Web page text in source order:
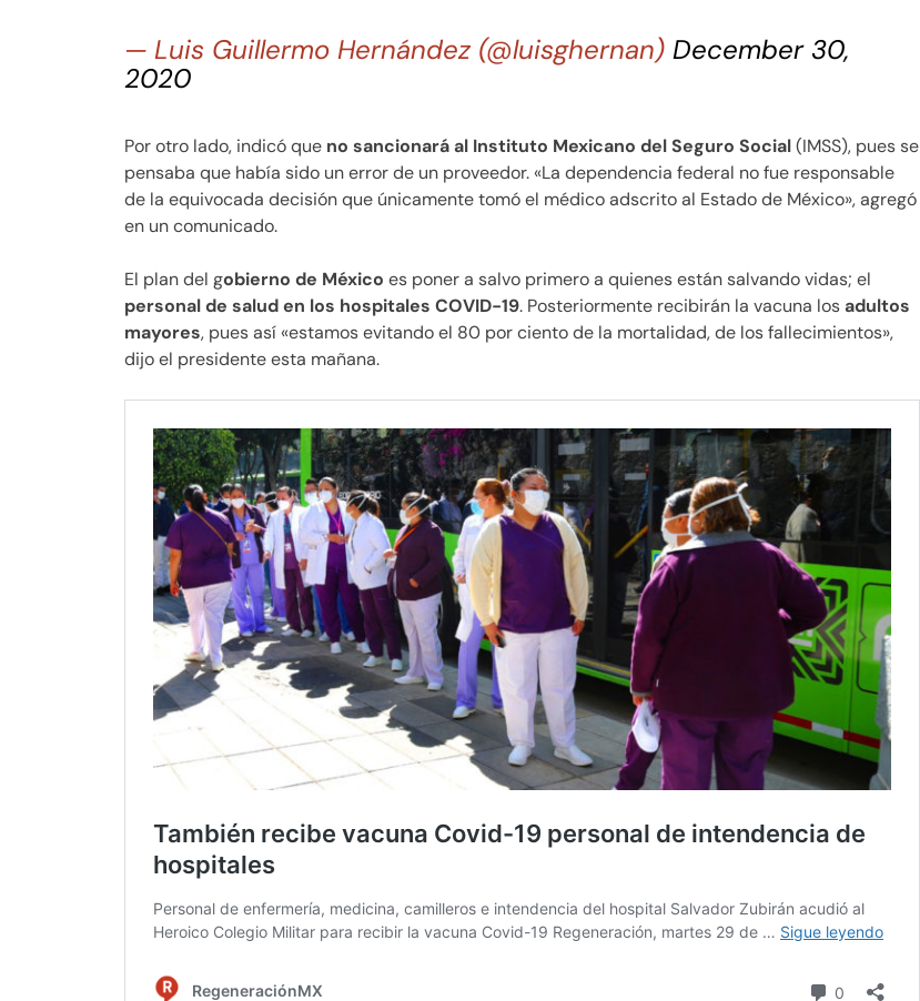
— Luis Guillermo Hernández (@luisghernan) December 30,
2020
Por otro lado, indicó que no sancionará al Instituto Mexicano del Seguro Social(IMSS), pues se
pensaba que había sido un error de un proveedor. «La dependencia federal no fue responsable
de la equivocada decisión que únicamente tomó el médico adscrito al Estado de México», agregó
en un comunicado.
El plan del gobierno de México es poner a salvo primero a quienes están salvando vidas; el
personal de salud en los hospitales COVID-19. Posteriormente recibirán la vacuna losadultos
mayores, pues así «estamos evitando el 80 por ciento de la mortalidad, de los fallecimientos»,
dijo el presidente esta mañana.